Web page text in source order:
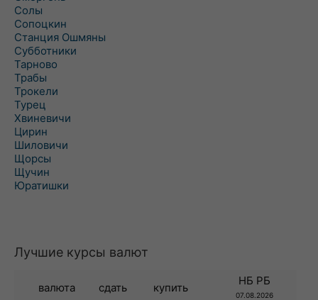
Солы
Сопоцкин
Станция Ошмяны
Субботники
Тарново
Трабы
Трокели
Турец
Хвиневичи
Цирин
Шиловичи
Щорсы
Щучин
Юратишки
Лучшие курсы валют
валюта сдать купить
НБ РБ
07.08.2026